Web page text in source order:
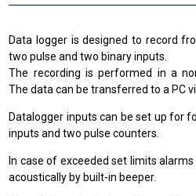
Data logger is designed to record
two pulse and two binary inputs.
The recording is performed in a
The data can be transferred to a PC
Datalogger inputs can be set up for
inputs and two pulse counters.
In case of exceeded set limits alarms
acoustically by built-in beeper.